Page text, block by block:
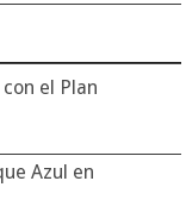
el Plan
Azul en